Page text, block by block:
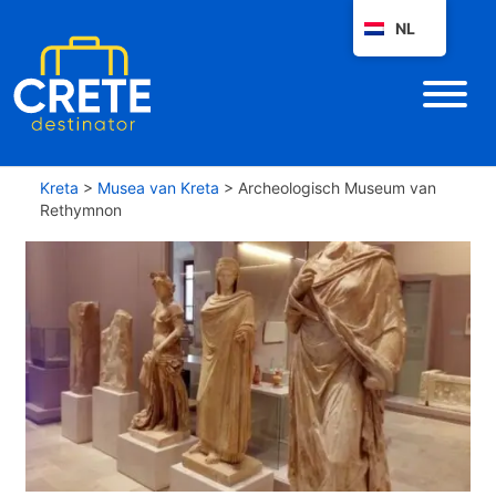
Kreta > Musea van Kreta > Archeologisch Museum van
Rethymnon
NL